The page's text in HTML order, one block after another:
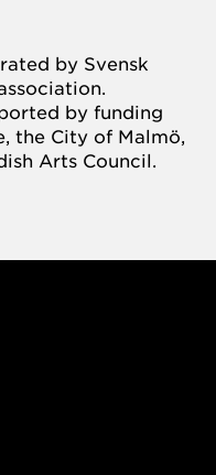
by Svensk
by funding
the City of Malmö,
Arts Council.